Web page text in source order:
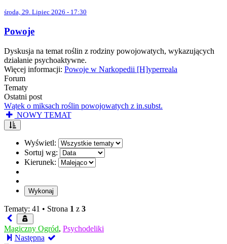
środa, 29. Lipiec 2026 - 17:30
Powoje
Dyskusja na temat roślin z rodziny powojowatych, wykazujących
działanie psychoaktywne.
Więcej informacji: Powoje w Narkopedii [H]yperreala
Forum
Tematy
Ostatni post
Wątek o miksach roślin powojowatych z in.subst.
NOWY TEMAT
Wyświetl:
Sortuj wg:
Kierunek:
Tematy: 41 • Strona 1 z 3
Magiczny Ogród, Psychodeliki
Następna